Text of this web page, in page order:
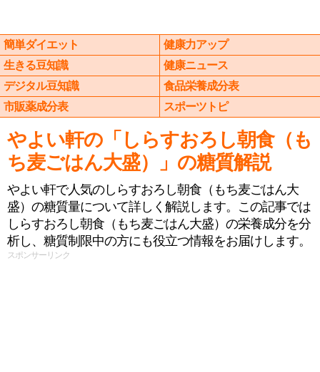
簡単ダイエット
健康力アップ
生きる豆知識
健康ニュース
デジタル豆知識
食品栄養成分表
市販薬成分表
スポーツトピ
やよい軒の「しらすおろし朝食（も
ち⻨ごはん大盛）」の糖質解説
やよい軒で人気のしらすおろし朝食（もち⻨ごはん大
盛）の糖質量について詳しく解説します。この記事では
しらすおろし朝食（もち⻨ごはん大盛）の栄養成分を分
析し、糖質制限中の方にも役立つ情報をお届けします。
スポンサーリンク